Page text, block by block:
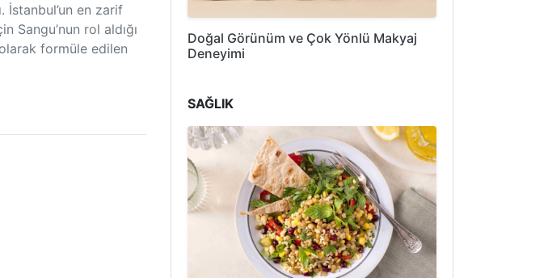
İstanbul’un en zarif
Sangu’nun rol aldığı
formüle edilen
Doğal Görünüm ve Çok Yönlü Makyaj
Deneyimi
SAĞLIK